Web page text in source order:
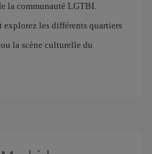
la communauté LGTBI.
explorez les différents quartiers
la scène culturelle du